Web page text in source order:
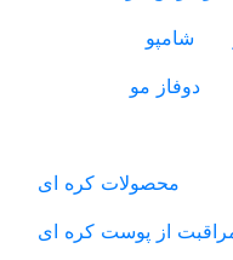
شامپو
دوفاز مو
محصولات کره ای
از پوست کره ای